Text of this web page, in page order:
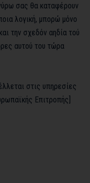
σας θα καταφέρουν
λογική, μπορώ μόνο
την σχεδόν αηδία τού
αυτού του τώρα
στις υπηρεσίες
Επιτροπής]